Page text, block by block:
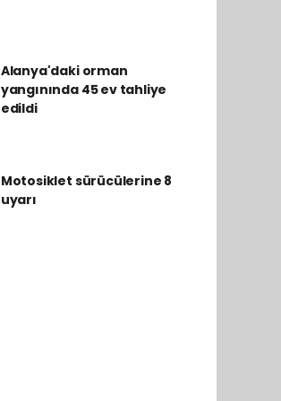
Alanya'daki orman
yangınında 45 ev tahliye
edildi
Motosiklet sürücülerine 8
uyarı